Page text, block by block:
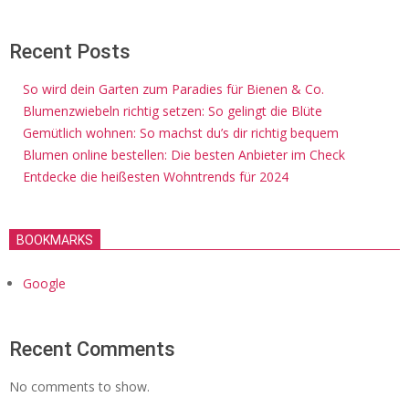
Recent Posts
So wird dein Garten zum Paradies für Bienen & Co.
Blumenzwiebeln richtig setzen: So gelingt die Blüte
Gemütlich wohnen: So machst du’s dir richtig bequem
Blumen online bestellen: Die besten Anbieter im Check
Entdecke die heißesten Wohntrends für 2024
BOOKMARKS
Google
Recent Comments
No comments to show.